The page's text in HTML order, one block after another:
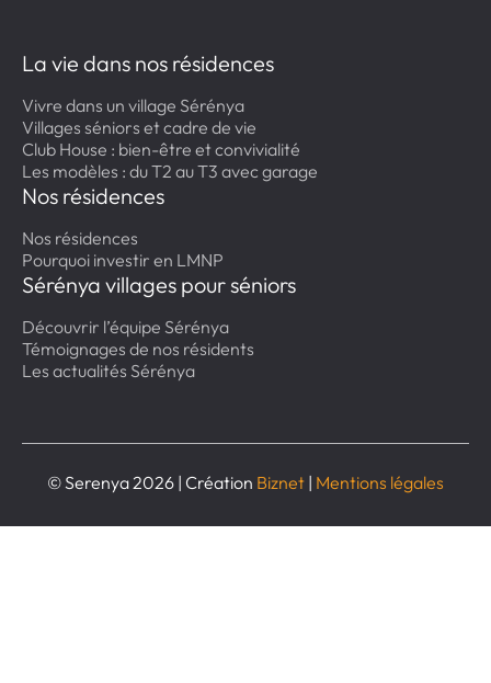
La vie dans nos résidences
Vivre dans un village Sérénya
Villages séniors et cadre de vie
Club House : bien-être et convivialité
Les modèles : du T2 au T3 avec garage
Nos résidences
Nos résidences
Pourquoi investir en LMNP
Sérénya villages pour séniors
Découvrir l’équipe Sérénya
Témoignages de nos résidents
Les actualités Sérénya
© Serenya 2026 | Création Biznet | Mentions légales